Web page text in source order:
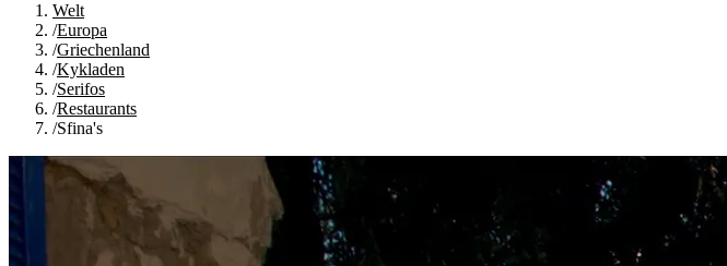
Welt
/Europa
/Griechenland
/Kykladen
/Serifos
/Restaurants
/Sfina's